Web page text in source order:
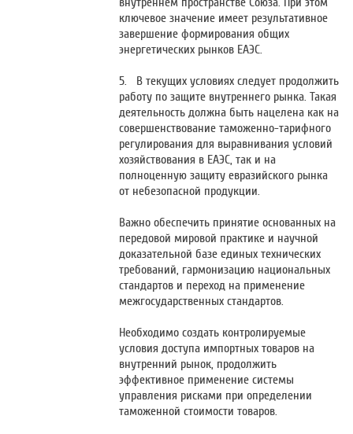
ключевое значение имеет результативное
завершение формирования общих
энергетических рынков ЕАЭС.
5. В текущих условиях следует продолжить
работу по защите внутреннего рынка. Такая
деятельность должна быть нацелена как на
совершенствование таможенно-тарифного
регулирования для выравнивания условий
хозяйствования в ЕАЭС, так и на
полноценную защиту евразийского рынка
от небезопасной продукции.
Важно обеспечить принятие основанных на
передовой мировой практике и научной
доказательной базе единых технических
требований, гармонизацию национальных
стандартов и переход на применение
межгосударственных стандартов.
Необходимо создать контролируемые
условия доступа импортных товаров на
внутренний рынок, продолжить
эффективное применение системы
управления рисками при определении
таможенной стоимости товаров.